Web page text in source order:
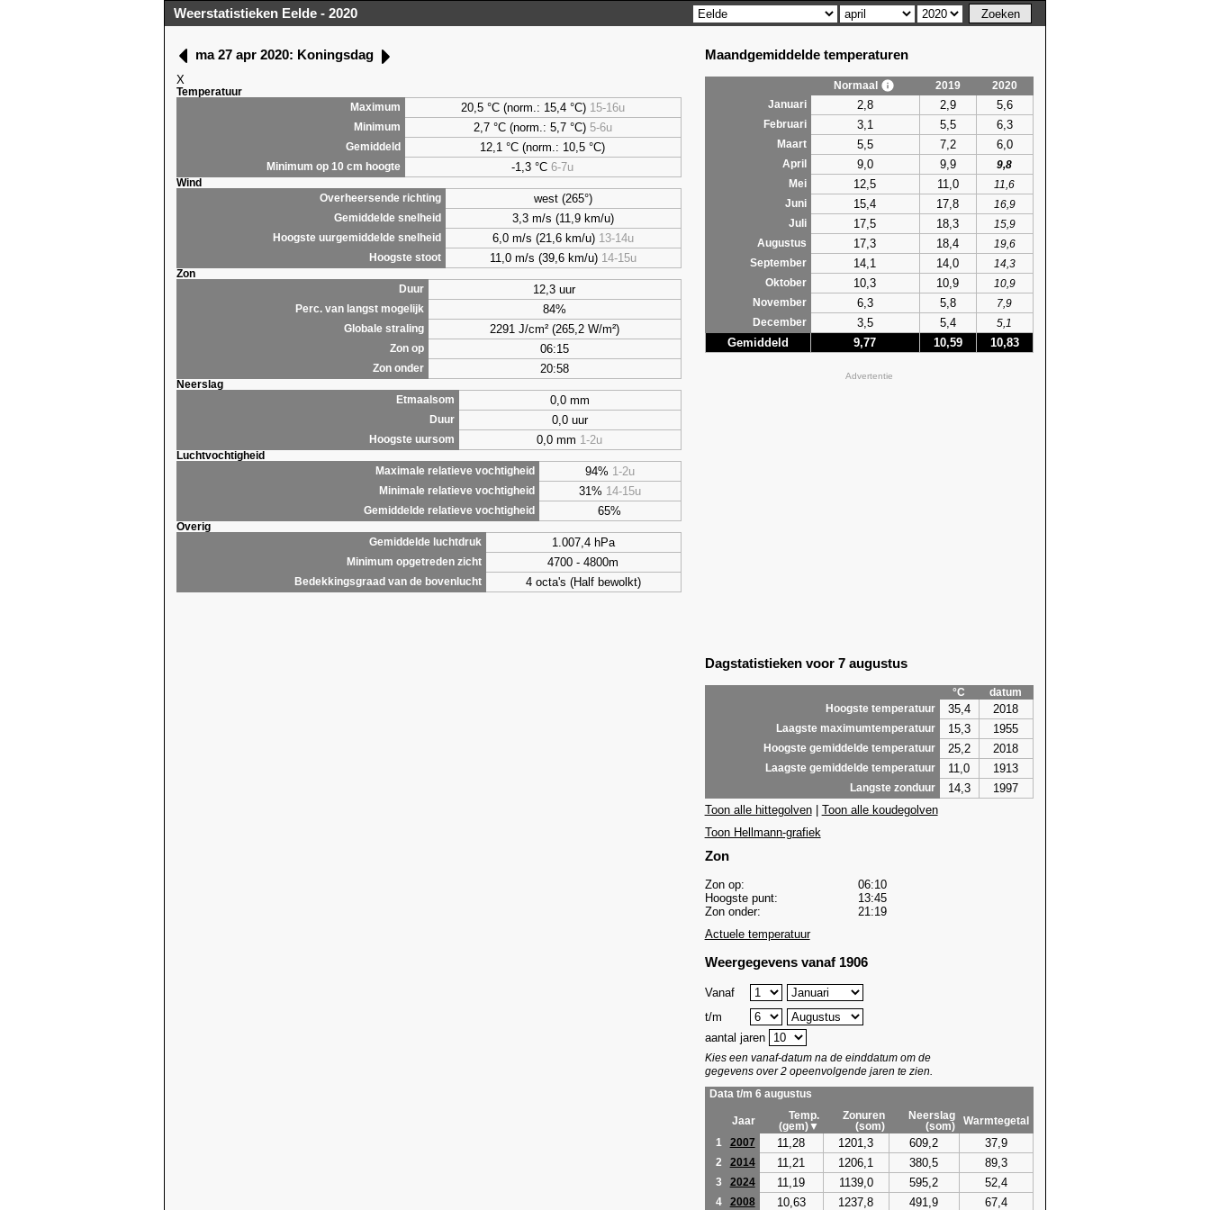
Weerstatistieken Eelde - 2020
ma 27 apr 2020: Koningsdag
X
Temperatuur
Maximum
20,5 °C (norm.: 15,4 °C) 15-16u
Minimum 2,7°C (norm.: 5,7 °C) 5-6u
Gemiddeld 12,1 °C (norm.: 10,5 °C)
Minimum op 10 cm hoogte -1,3 °C6-7u
Wind
Overheersende richting
west (265°)
Gemiddelde snelheid 3,3 m/s (11,9 km/u)
Hoogste uurgemiddelde snelheid 6,0 m/s (21,6 km/u) 13-14u
Hoogste stoot 11,0 m/s (39,6 km/u) 14-15u
Zon
Duur
12,3 uur
Perc. van langst mogelijk 84%
Globale straling 2291 J/cm² (265,2 W/m²)
Zon op 06:15
Zon onder 20:58
Neerslag
Etmaalsom
0,0 mm
Duur 0,0 uur
Hoogste uursom 0,0 mm 1-2u
Luchtvochtigheid
Maximale relatieve vochtigheid
94% 1-2u
Minimale relatieve vochtigheid 31% 14-15u
Gemiddelde relatieve vochtigheid 65%
Overig
Gemiddelde luchtdruk
1.007,4 hPa
Minimum opgetreden zicht 4700 - 4800m
Bedekkingsgraad van de bovenlucht 4 octa's (Half bewolkt)
Maandgemiddelde temperaturen
Normaal 2019
2020
Januari
2,8 2,9 5,6
Februari 3,1 5,5 6,3
Maart 5,5 7,2 6,0
April 9,0 9,9
9,8
Mei
12,5 11,0
11,6
Juni
15,4 17,8
16,9
Juli
17,5 18,3
15,9
Augustus
17,3 18,4
19,6
September
14,1 14,0
14,3
Oktober
10,3 10,9
10,9
November
6,3 5,8
7,9
December
3,5 5,4 5,1
Gemiddeld 9,77 10,59 10,83
Advertentie
Dagstatistieken voor 7 augustus
°C
datum
Hoogste temperatuur
35,4 2018
Laagste maximumtemperatuur 15,3 1955
Hoogste gemiddelde temperatuur 25,2 2018
Laagste gemiddelde temperatuur 11,0 1913
Langste zonduur 14,3
1997
Toon alle hittegolven| Toon alle koudegolven
Toon Hellmann-grafiek
Zon
Zon op:
06:10
Hoogste punt:
13:45
Zon onder:
21:19
Actuele temperatuur
Weergegevens vanaf 1906
Vanaf
t/m
aantal jaren
Kies een vanaf-datum na de einddatum om de
gegevens over 2 opeenvolgende jaren te zien.
Data t/m 6 augustus
Jaar
Temp.
(gem)▼
Zonuren
(som)
Neerslag
(som)
Warmtegetal
1
2007 11,28 1201,3 609,2 37,9
2 2014 11,21 1206,1 380,5 89,3
3 2024 11,19 1139,0 595,2 52,4
4 2008 10,63 1237,8 491,9 67,4